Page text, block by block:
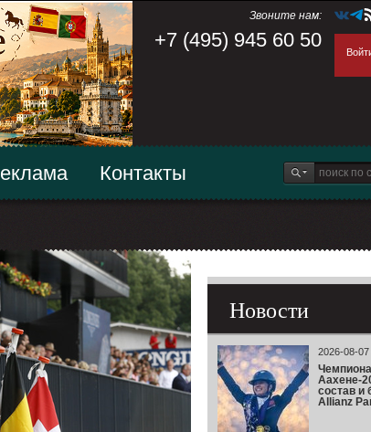
Звоните нам:
+7 (495) 945 60 50
Контакты
Новости
2026-08-07
Аахене-
состав и
Allianz